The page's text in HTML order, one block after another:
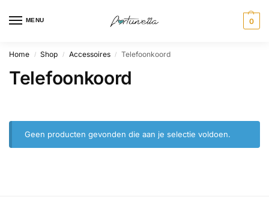
MENU 0
Home / Shop / Accessoires / Telefoonkoord
Telefoonkoord
Geen producten gevonden die aan je selectie voldoen.